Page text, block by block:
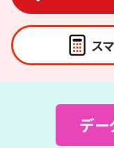
ス
デー